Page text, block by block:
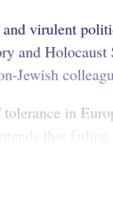
virulent
and
Jewish
in
that